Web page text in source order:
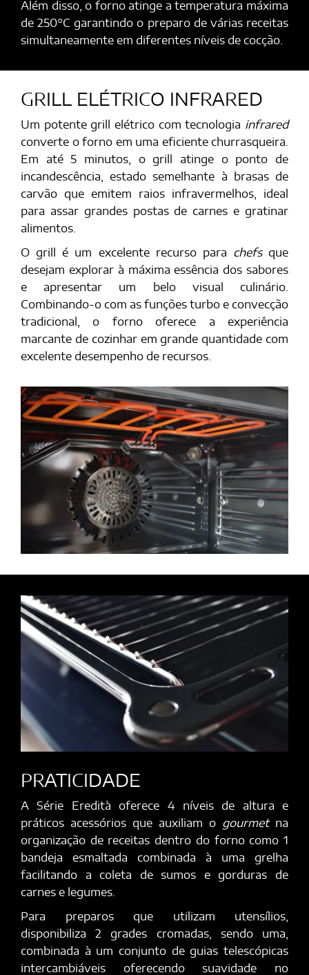
Além disso, o forno atinge a temperatura máxima
de 250°C garantindo o preparo de várias receitas
simultaneamente em diferentes níveis de cocção.
GRILL ELÉTRICO INFRARED
Um potente grill elétrico com tecnologia infrared
converte o forno em uma eficiente churrasqueira.
Em até 5 minutos, o grill atinge o ponto de
incandescência, estado semelhante à brasas de
carvão que emitem raios infravermelhos, ideal
para assar grandes postas de carnes e gratinar
alimentos.
O grill é um excelente recurso para chefsque
desejam explorar à máxima essência dos sabores
e apresentar um belo visual culinário.
Combinando-o com as funções turbo e convecção
tradicional, o forno oferece a experiência
marcante de cozinhar em grande quantidade com
excelente desempenho de recursos.
PRATICIDADE
A Série Eredità oferece 4 níveis de altura e
práticos acessórios que auxiliam o gourmetna
organização de receitas dentro do forno como 1
bandeja esmaltada combinada à uma grelha
facilitando a coleta de sumos e gorduras de
carnes e legumes.
Para preparos que utilizam utensílios,
disponibiliza 2 grades cromadas, sendo uma,
combinada à um conjunto de guias telescópicas
intercambiáveis oferecendo suavidade no